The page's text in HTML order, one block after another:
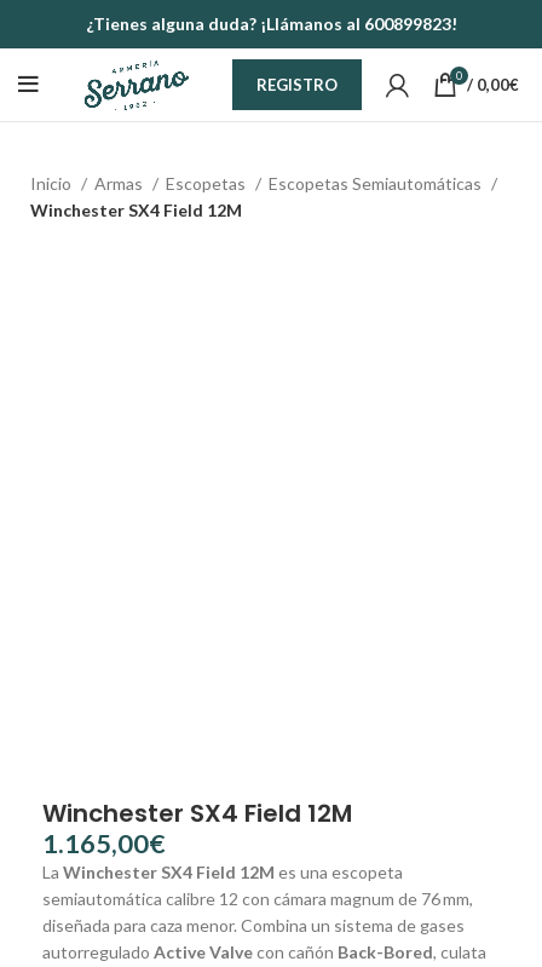
¿Tienes alguna duda? ¡Llámanos al 600899823!
REGISTRO 0 / 0,00€
Inicio Armas Escopetas
Escopetas Semiautomáticas
Winchester SX4 Field 12M
Winchester SX4 Field 12M
€
La Winchester SX4 Field 12M es una escopeta
semiautomática calibre 12 con cámara magnum de 76 mm,
diseñada para caza menor. Combina un sistema de gases
autorregulado Active Valvecon cañón Back-Bored, culata